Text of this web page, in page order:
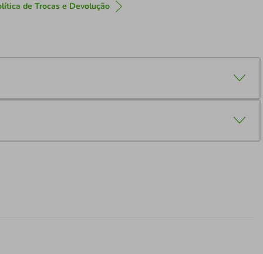
de Trocas e Devolução